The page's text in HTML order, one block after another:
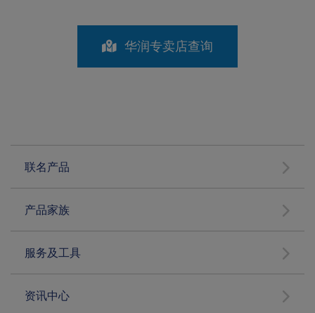
华润专卖店查询
联名产品
产品家族
服务及工具
资讯中心